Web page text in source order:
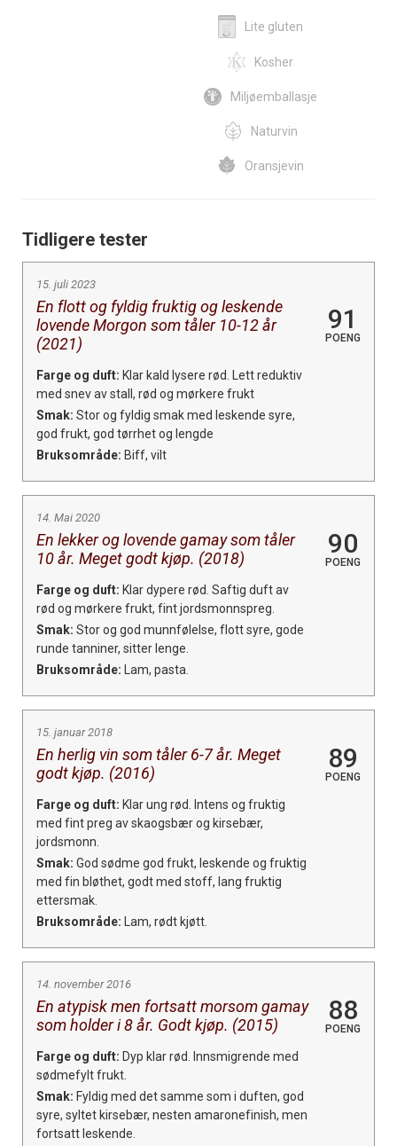
Lite gluten
Kosher
Miljøemballasje
Naturvin
Oransjevin
Tidligere tester
15. juli 2023
En flott og fyldig fruktig og leskende
lovende Morgon som tåler 10-12 år
(2021)
91
POENG
Farge og duft: Klar kald lysere rød. Lett reduktiv
med snev av stall, rød og mørkere frukt
Smak: Stor og fyldig smak med leskende syre,
god frukt, god tørrhet og lengde
Bruksområde: Biff, vilt
14. Mai 2020
En lekker og lovende gamay som tåler
10 år. Meget godt kjøp. (2018)
90
POENG
Farge og duft: Klar dypere rød. Saftig duft av
rød og mørkere frukt, fint jordsmonnspreg.
Smak: Stor og god munnfølelse, flott syre, gode
runde tanniner, sitter lenge.
Bruksområde: Lam, pasta.
15. januar 2018
En herlig vin som tåler 6-7 år. Meget
godt kjøp. (2016)
89
POENG
Farge og duft: Klar ung rød. Intens og fruktig
med fint preg av skaogsbær og kirsebær,
jordsmonn.
Smak: God sødme god frukt, leskende og fruktig
med fin bløthet, godt med stoff, lang fruktig
ettersmak.
Bruksområde: Lam, rødt kjøtt.
14. november 2016
En atypisk men fortsatt morsom gamay
som holder i 8 år. Godt kjøp. (2015)
88
POENG
Farge og duft: Dyp klar rød. Innsmigrende med
sødmefylt frukt.
Smak: Fyldig med det samme som i duften, god
syre, syltet kirsebær, nesten amaronefinish, men
fortsatt leskende.